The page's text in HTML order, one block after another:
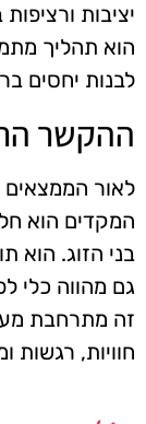
יציבות
הוא תהליך
לבנות יחסים
ההקשר
לאור
המקדים הוא
בני הזוג. הוא
גם מהווה כלי
זה מתרחבת
חוויות, רגשות